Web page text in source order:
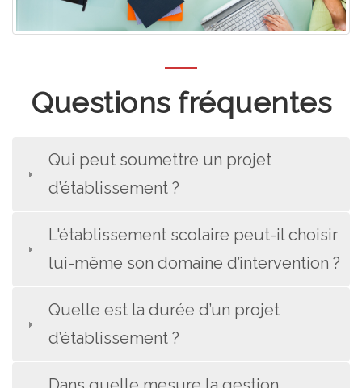
Questions fréquentes
Qui peut soumettre un projet
d’établissement ?
L'établissement scolaire peut-il choisir
lui-même son domaine d’intervention ?
Quelle est la durée d’un projet
d’établissement ?